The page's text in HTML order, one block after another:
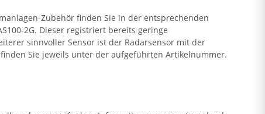
Zubehör finden Sie in der entsprechenden
2G. Dieser registriert bereits geringe
sinnvoller Sensor ist der Radarsensor mit der
Sie jeweils unter der aufgeführten Artikelnummer.